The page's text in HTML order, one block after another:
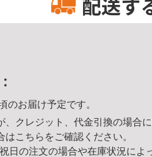
のお届け予定です。
、クレジット、代金引換の場合
はこちら をご確認ください。
日の注文の場合や在庫状況によ